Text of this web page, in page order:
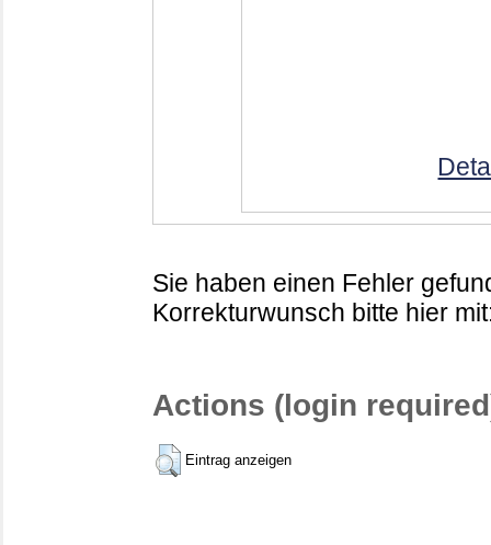
Sie haben einen Fehler
Korrekturwunsch bitte hier
Actions (login
Eintrag anzeigen